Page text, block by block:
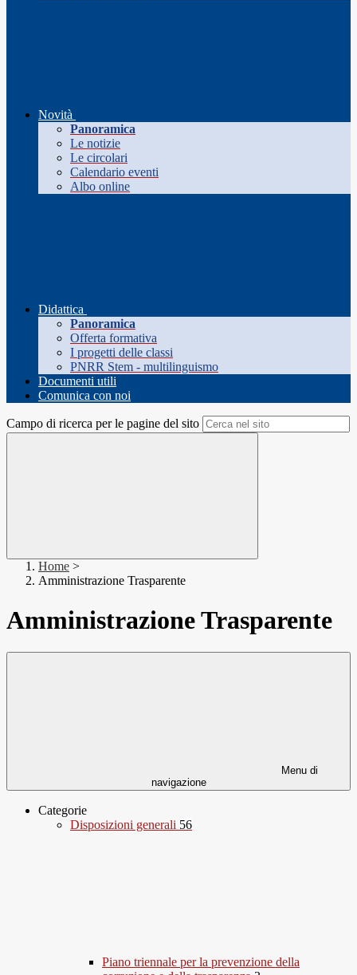
Novità
Panoramica
Le notizie
Le circolari
Calendario eventi
Albo online
Didattica
Panoramica
Offerta formativa
I progetti delle classi
PNRR Stem - multilinguismo
Documenti utili
Comunica con noi
Campo di ricerca per le pagine del sito
Home >
Amministrazione Trasparente
Amministrazione Trasparente
Menu di
navigazione
Categorie
Disposizioni generali 56
Piano triennale per la prevenzione della